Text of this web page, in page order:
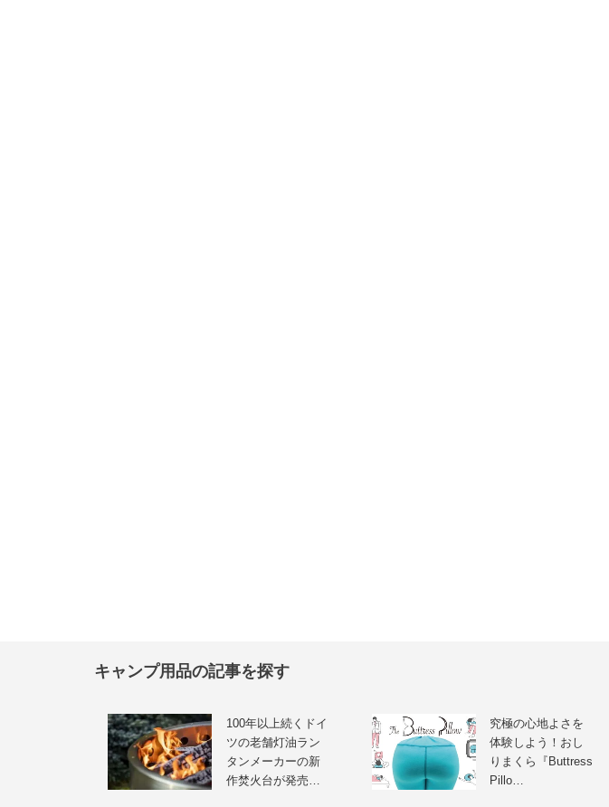
キャンプ用品の記事を探す
100年以上続くドイ
ツの老舗灯油ラン
タンメーカーの新
作焚火台が発売…
究極の心地よさを
体験しよう！おし
りまくら『Buttress
Pillo…